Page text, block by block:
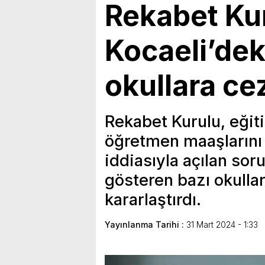
Rekabet
okullara
Rekabet Kurulu,
öğretmen
iddiasıyla açılan
gösteren bazı
kararlaştırdı.
Yayınlanma Tarihi : 31 Mart 2024 - 1:33